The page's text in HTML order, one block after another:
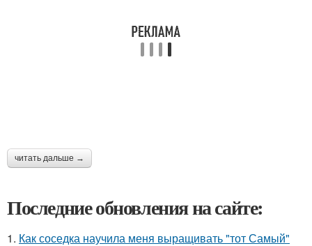
читать дальше →
Последние обновления на сайте:
1. Как соседка научила меня выращивать "тот Самый"